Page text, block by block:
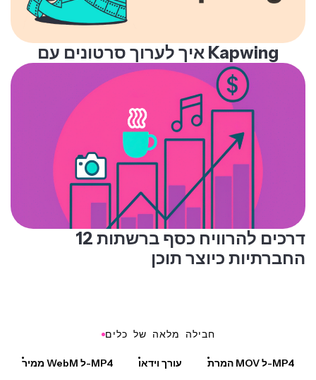
איך לערוך סרטונים עם Kapwing
12 דרכים להרוויח כסף ברשתות
החברתיות כיוצר תוכן
חבילה מלאה של כלים
ממיר WebM ל-MP4 עורך וידאו המרת MOV ל-MP4